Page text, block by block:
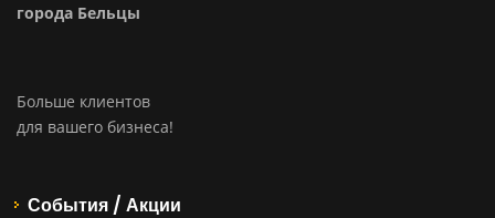
города Бельцы
Больше клиентов
для вашего бизнеса!
События / Акции